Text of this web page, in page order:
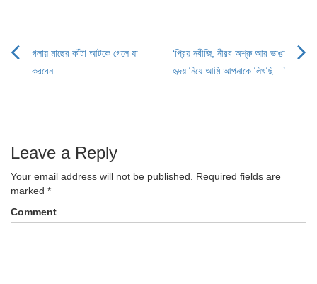
Post
গলায় মাছের কাঁটা আটকে গেলে যা
করবেন
‘প্রিয় নবীজি, নীরব অশ্রু আর ভাঙা
হৃদয় নিয়ে আমি আপনাকে লিখছি…’
Leave a Reply
Your email address will not be published.
Required fields are
marked *
Comment